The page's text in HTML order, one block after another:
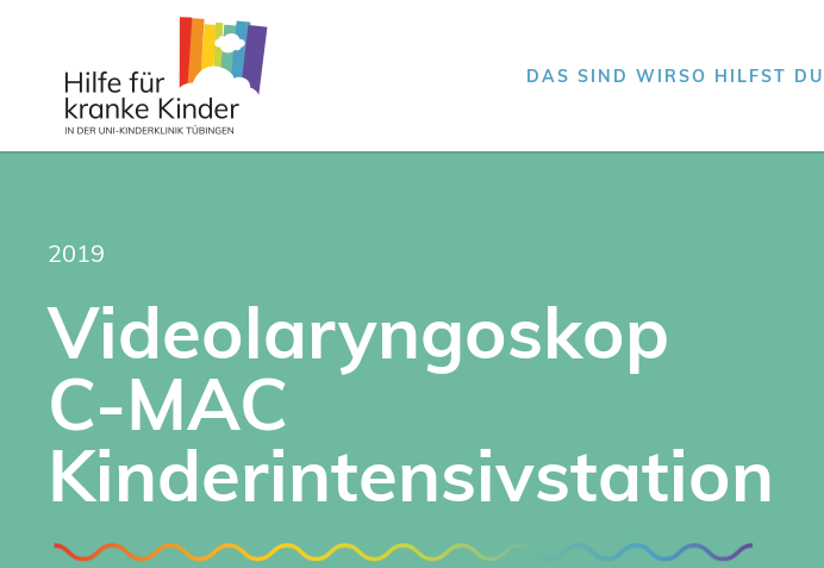
DAS SIND WIRSO HILFST DU
2019
Videolaryngoskop
C-MAC
Kinderintensivstation